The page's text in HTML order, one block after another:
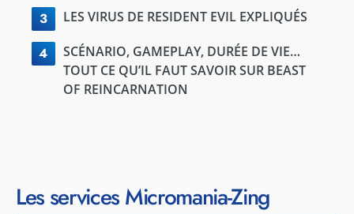
3 LES VIRUS DE RESIDENT EVIL EXPLIQUÉS
4
SCÉNARIO, GAMEPLAY, DURÉE DE VIE…
TOUT CE QU’IL FAUT SAVOIR SUR BEAST
OF REINCARNATION
Les services Micromania-Zing